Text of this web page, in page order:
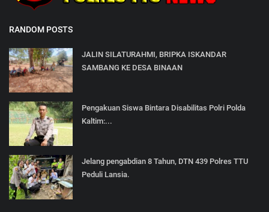
RANDOM POSTS
JALIN SILATURAHMI, BRIPKA ISKANDAR
SAMBANG KE DESA BINAAN
Pengakuan Siswa Bintara Disabilitas Polri Polda
Kaltim:...
Jelang pengabdian 8 Tahun, DTN 439 Polres TTU
Peduli Lansia.